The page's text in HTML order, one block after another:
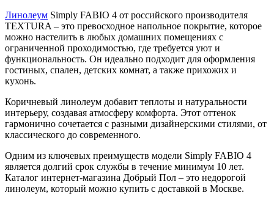
Линолеум Simply FABIO 4 от российского производителя
TEXTURA – это превосходное напольное покрытие, которое
можно настелить в любых домашних помещениях с
ограниченной проходимостью, где требуется уют и
функциональность. Он идеально подходит для оформления
гостиных, спален, детских комнат, а также прихожих и
кухонь.
Коричневый линолеум добавит теплоты и натуральности
интерьеру, создавая атмосферу комфорта. Этот оттенок
гармонично сочетается с разными дизайнерскими стилями, от
классического до современного.
Одним из ключевых преимуществ модели Simply FABIO 4
является долгий срок службы в течение минимум 10 лет.
Каталог интернет-магазина Добрый Пол – это недорогой
линолеум, который можно купить с доставкой в Москве.